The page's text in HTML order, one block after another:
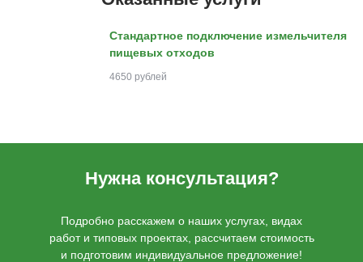
Стандартное подключение измельчителя
пищевых отходов
4650 рублей
Нужна консультация?
Подробно расскажем о наших услугах, видах
работ и типовых проектах, рассчитаем стоимость
и подготовим индивидуальное предложение!